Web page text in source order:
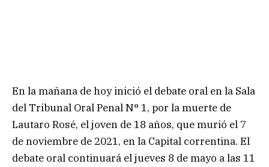
En la mañana de hoy inició el debate oral en la Sala
del Tribunal Oral Penal N° 1, por la muerte de
Lautaro Rosé, el joven de 18 años, que murió el 7
de noviembre de 2021, en la Capital correntina. El
debate oral continuará el jueves 8 de mayo a las 11